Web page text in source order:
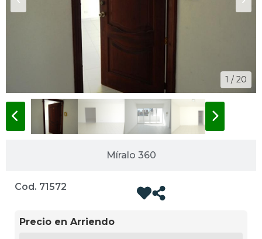
Míralo 360
1 / 20
Cod. 71572
Precio en Arriendo